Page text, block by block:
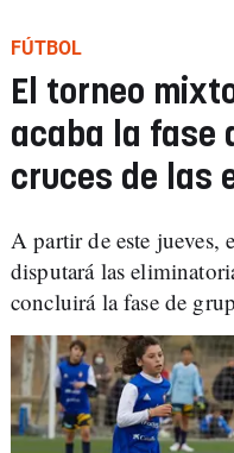
FÚTBOL
El torneo
acaba la fase
cruces de las
A partir de este jueves,
disputará las
concluirá la fase de